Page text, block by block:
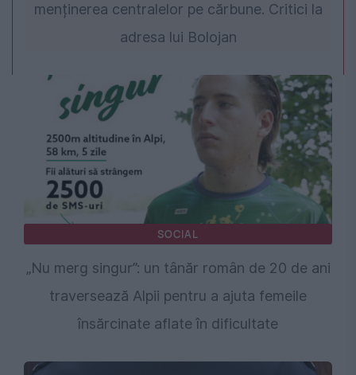
menținerea centralelor pe cărbune. Critici la
adresa lui Bolojan
SOCIAL
„Nu merg singur”: un tânăr român de 20 de ani
traversează Alpii pentru a ajuta femeile
însărcinate aflate în dificultate